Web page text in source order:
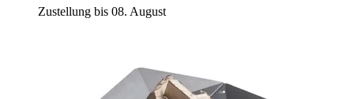
Zustellung bis 08. August